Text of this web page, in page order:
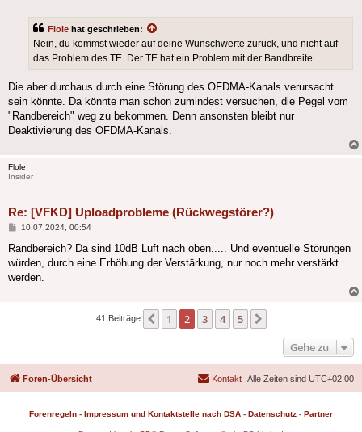
Flole hat geschrieben:
Nein, du kommst wieder auf deine Wunschwerte zurück, und nicht auf
das Problem des TE. Der TE hat ein Problem mit der Bandbreite.
Die aber durchaus durch eine Störung des OFDMA-Kanals verursacht
sein könnte. Da könnte man schon zumindest versuchen, die Pegel vom
"Randbereich" weg zu bekommen. Denn ansonsten bleibt nur
Deaktivierung des OFDMA-Kanals.
Flole
Insider
Re: [VFKD] Uploadprobleme (Rückwegstörer?)
Beitrag
10.07.2024, 00:54
Randbereich? Da sind 10dB Luft nach oben..... Und eventuelle Störungen
würden, durch eine Erhöhung der Verstärkung, nur noch mehr verstärkt
werden.
41 Beiträge Vorherige
1 2 3 4 5
Gehe zu
Foren-Übersicht Alle Zeiten sind UTC+02:00
Kontakt
Forenregeln - Impressum und Kontaktstelle nach DSA - Datenschutz - Partner